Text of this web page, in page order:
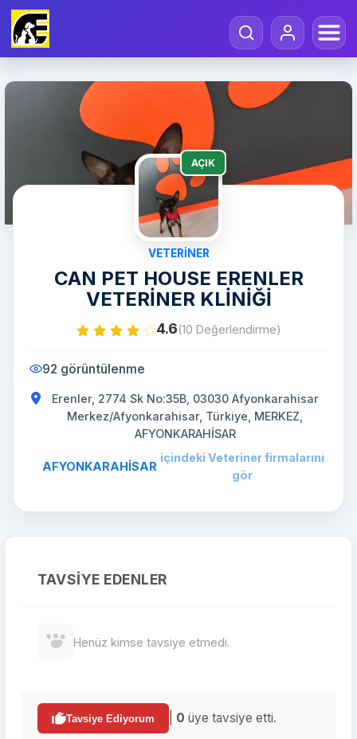
AÇIK
VETERINER
CAN PET HOUSE ERENLER
VETERİNER KLİNİĞİ
4.6(10 Değerlendirme)
92 görüntülenme
Erenler, 2774 Sk No:35B, 03030 Afyonkarahisar
Merkez/Afyonkarahisar, Türkiye, MERKEZ,
AFYONKARAHİSAR
AFYONKARAHİSAR
içindeki Veteriner firmalarını
gör
TAVSIYE EDENLER
Henüz kimse tavsiye etmedi.
Tavsiye Ediyorum 0 üye tavsiye etti.